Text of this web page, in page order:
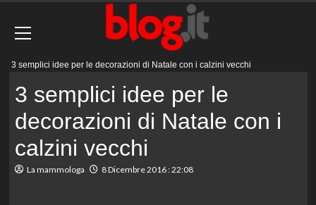
3 semplici idee per le decorazioni di Natale con i calzini vecchi
3 semplici idee per le
decorazioni di Natale con i
calzini vecchi
La mammologa 8 Dicembre 2016 : 22:08